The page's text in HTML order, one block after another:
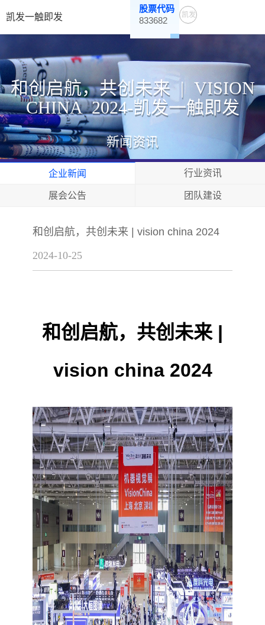
凯发一触即发
股票代码
833682
凯发
和创启航，共创未来 | VISION
CHINA 2024-凯发一触即发
新闻资讯
企业新闻 行业资讯
展会公告 团队建设
和创启航，共创未来 | vision china 2024
2024-10-25
和创启航，共创未来 |
vision china 2024